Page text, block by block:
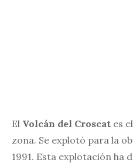
El Volcán del Croscat es
zona. Se explotó para la
1991. Esta explotación ha